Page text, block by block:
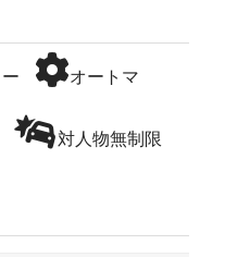
オートマ
対人物無制限